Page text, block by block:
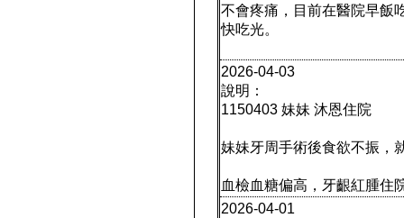
不會疼痛，目前在醫院早飯
快吃光。
2026-04-03
說明：
1150403 妹妹 沐恩住院
妹妹牙周手術後食欲不振，
血檢血糖偏高，牙齦紅腫住
2026-04-01